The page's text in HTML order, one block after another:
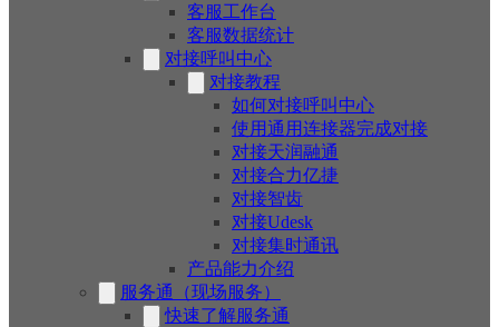
客服工作台
客服数据统计
对接呼叫中心
对接教程
如何对接呼叫中心
使用通用连接器完成对接
对接天润融通
对接合力亿捷
对接智齿
对接Udesk
对接集时通讯
产品能力介绍
服务通（现场服务）
快速了解服务通